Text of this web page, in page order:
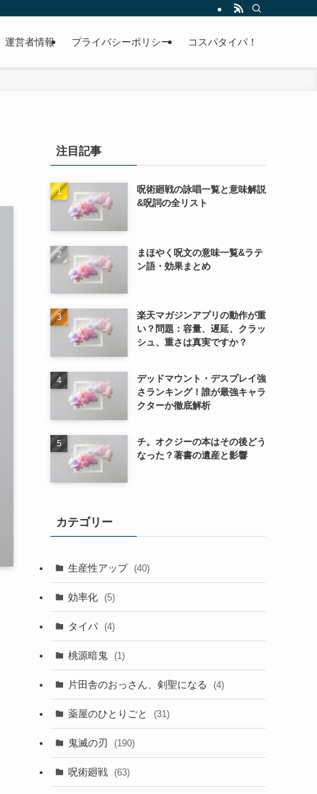
運営者情報 プライバシーポリシー コスパタイパ！
注目記事
呪術廻戦の詠唱一覧と意味解説
&呪詞の全リスト
まほやく呪文の意味一覧&ラテ
ン語・効果まとめ
楽天マガジンアプリの動作が重
い？問題：容量、遅延、クラッ
シュ、重さは真実ですか？
デッドマウント・デスプレイ強
さランキング！誰が最強キャラ
クターか徹底解析
チ。オクジーの本はその後どう
なった？著書の遺産と影響
カテゴリー
生産性アップ (40)
効率化 (5)
タイパ (4)
桃源暗鬼 (1)
片田舎のおっさん、剣聖になる (4)
薬屋のひとりごと (31)
鬼滅の刃 (190)
呪術廻戦 (63)